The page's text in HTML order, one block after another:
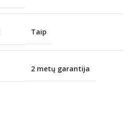
Taip
2 metų garantija